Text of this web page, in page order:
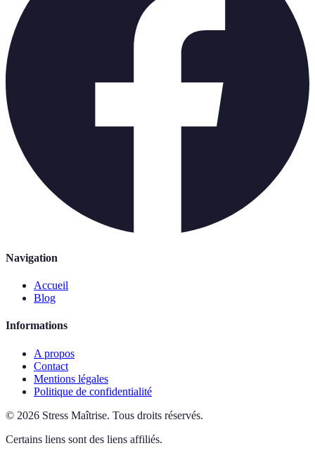
Navigation
Accueil
Blog
Informations
A propos
Contact
Mentions légales
Politique de confidentialité
© 2026 Stress Maîtrise. Tous droits réservés.
Certains liens sont des liens affiliés.